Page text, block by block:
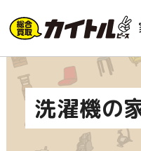
洗濯機の